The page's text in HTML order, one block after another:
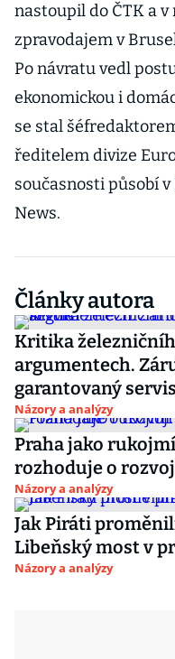
nastoupil do ČTK a
zpravodajem v
Po návratu vedl
ekonomickou i
se stal
ředitelem divize
současnosti působí
News.
Články autora
Kritika
argumentech.
garantovaný servis
Názory a analýzy
Praha jako
rozhoduje o
Názory a analýzy
Jak Piráti
Libeňský most v
Názory a analýzy